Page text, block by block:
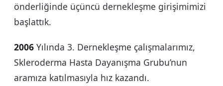
önderliğinde üçüncü dernekleşme girişimimizi
başlattık.
2006 Yılında 3. Dernekleşme çalışmalarımız,
Skleroderma Hasta Dayanışma Grubu’nun
aramıza katılmasıyla hız kazandı.